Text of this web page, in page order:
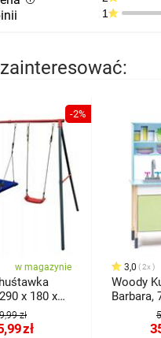
1
-2%
w magazynie
x 180 x
zł
zł
3,0 2x
Woody
Barbara,